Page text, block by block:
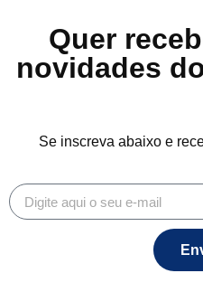
Quer
novidades
Se inscreva abaixo e